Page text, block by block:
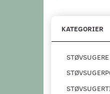
KATEGORIER
STØVSUGERE